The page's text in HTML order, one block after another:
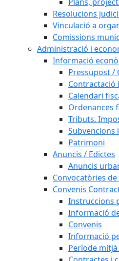
Resolucions
Vinculació a
Comissions
Administració i
Informació
Pressupost /
Contractació
Calendari
Ordenances
Tributs.
Subvencions
Patrimoni
Anuncis / Edictes
Anuncis
Convocatòries
Convenis
Instruccions
Informació
Convenis
Informació
Període